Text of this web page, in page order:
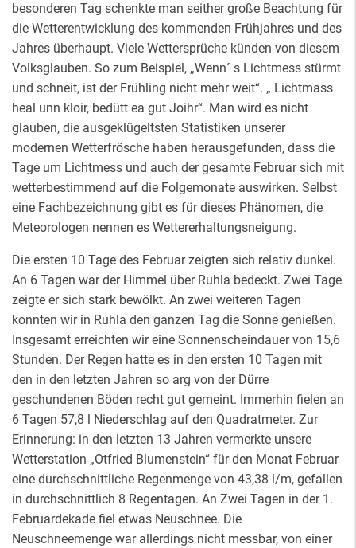
besonderen Tag schenkte man seither große Beachtung für
die Wetterentwicklung des kommenden Frühjahres und des
Jahres überhaupt. Viele Wettersprüche künden von diesem
Volksglauben. So zum Beispiel, „Wenn´ s Lichtmess stürmt
und schneit, ist der Frühling nicht mehr weit“. „ Lichtmass
heal unn kloir, bedütt ea gut Joihr“. Man wird es nicht
glauben, die ausgeklügeltsten Statistiken unserer
modernen Wetterfrösche haben herausgefunden, dass die
Tage um Lichtmess und auch der gesamte Februar sich mit
wetterbestimmend auf die Folgemonate auswirken. Selbst
eine Fachbezeichnung gibt es für dieses Phänomen, die
Meteorologen nennen es Wettererhaltungsneigung.
Die ersten 10 Tage des Februar zeigten sich relativ dunkel.
An 6 Tagen war der Himmel über Ruhla bedeckt. Zwei Tage
zeigte er sich stark bewölkt. An zwei weiteren Tagen
konnten wir in Ruhla den ganzen Tag die Sonne genießen.
Insgesamt erreichten wir eine Sonnenscheindauer von 15,6
Stunden. Der Regen hatte es in den ersten 10 Tagen mit
den in den letzten Jahren so arg von der Dürre
geschundenen Böden recht gut gemeint. Immerhin fielen an
6 Tagen 57,8 l Niederschlag auf den Quadratmeter. Zur
Erinnerung: in den letzten 13 Jahren vermerkte unsere
Wetterstation „Otfried Blumenstein“ für den Monat Februar
eine durchschnittliche Regenmenge von 43,38 l/m, gefallen
in durchschnittlich 8 Regentagen. An Zwei Tagen in der 1.
Februardekade fiel etwas Neuschnee. Die
Neuschneemenge war allerdings nicht messbar, von einer